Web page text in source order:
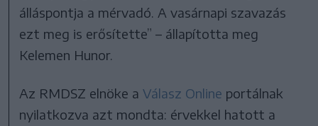
álláspontja a mérvadó. A vasárnapi szavazás
ezt meg is erősítette” – állapította meg
Kelemen Hunor.
Az RMDSZ elnöke aVálasz Online portálnak
nyilatkozva azt mondta: érvekkel hatott a